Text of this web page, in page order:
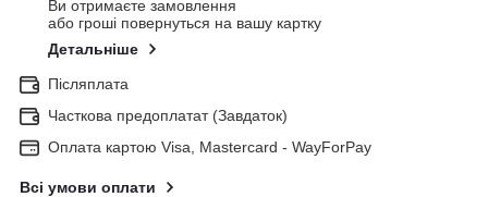
Ви отримаєте замовлення
або гроші повернуться на вашу картку
Детальніше
Післяплата
Часткова предоплатат (Завдаток)
Оплата картою Visa, Mastercard - WayForPay
Всі умови оплати